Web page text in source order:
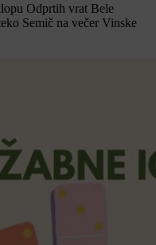
Odprtih vrat Bele
Semič na večer Vinske